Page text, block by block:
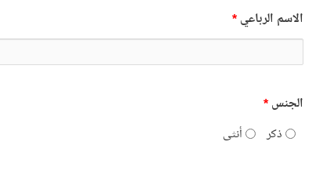
الاسم الرباعي *
الجنس *
ذكر
أنثى